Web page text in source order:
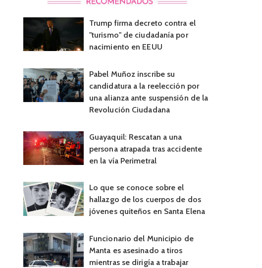
Trump firma decreto contra el
"turismo" de ciudadanía por
nacimiento en EEUU
Pabel Muñoz inscribe su
candidatura a la reelección por
una alianza ante suspensión de la
Revolución Ciudadana
Guayaquil: Rescatan a una
persona atrapada tras accidente
en la vía Perimetral
Lo que se conoce sobre el
hallazgo de los cuerpos de dos
jóvenes quiteños en Santa Elena
Funcionario del Municipio de
Manta es asesinado a tiros
mientras se dirigía a trabajar